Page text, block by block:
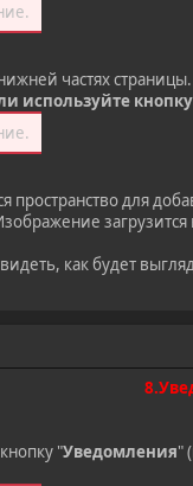
частях
используйте
для
как будет
"Уведомления"